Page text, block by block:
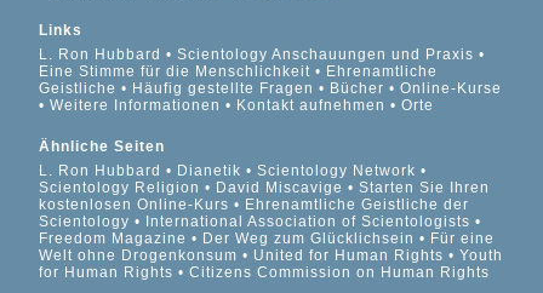
Links
L. Ron Hubbard
Scientology Anschauungen und Praxis
Eine Stimme für die Menschlichkeit
Ehrenamtliche
Geistliche
Häufig gestellte Fragen Bücher
Online-Kurse
Weitere Informationen
Kontakt aufnehmen Orte
Ähnliche Seiten
L. Ron Hubbard
Dianetik
Scientology Network
Scientology Religion
David Miscavige
Starten Sie Ihren
kostenlosen Online-Kurs
Ehrenamtliche Geistliche der
Scientology
International Association of Scientologists
Freedom Magazine
Der Weg zum Glücklichsein
Für eine
Welt ohne Drogenkonsum
United for Human Rights
Youth
for Human Rights
Citizens Commission on Human Rights